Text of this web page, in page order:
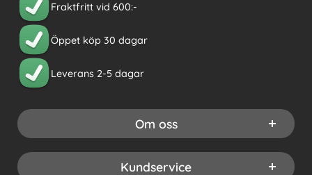
Fraktfritt vid 600:-
Öppet köp 30 dagar
Leverans 2-5 dagar
Om oss
Kundservice